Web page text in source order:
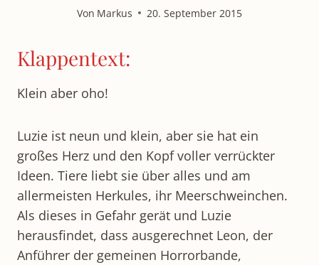
Von Markus 20. September 2015
Klappentext:
Klein aber oho!
Luzie ist neun und klein, aber sie hat ein
großes Herz und den Kopf voller verrückter
Ideen. Tiere liebt sie über alles und am
allermeisten Herkules, ihr Meerschweinchen.
Als dieses in Gefahr gerät und Luzie
herausfindet, dass ausgerechnet Leon, der
Anführer der gemeinen Horrorbande,